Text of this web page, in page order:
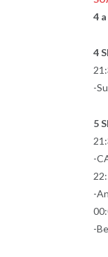
4
4
-
5
-
-
-